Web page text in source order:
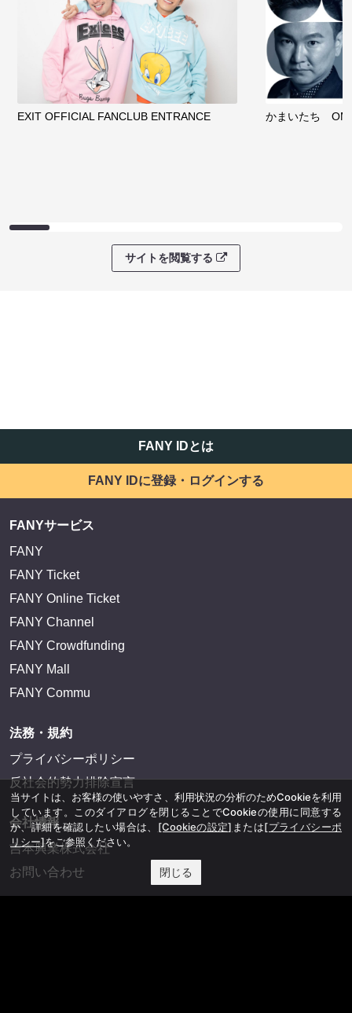
EXIT OFFICIAL FANCLUB ENTRANCE かまいたち
サイトを閲覧する
FANY IDとは
FANY IDに登録・ログインする
FANYサービス
FANY
FANY Ticket
FANY Online Ticket
FANY Channel
FANY Crowdfunding
FANY Mall
FANY Commu
法務・規約
プライバシーポリシー
反社会的勢力排除宣言
会社情報
吉本興業株式会社
お問い合わせ
当サイトは、お客様の使いやすさ、利用状況の分析のためCookieを利用
しています。このダイアログを閉じることでCookieの使用に同意する
か、詳細を確認したい場合は、 [Cookieの設定] または[プライバシーポ
リシー]をご参照ください。
閉じる